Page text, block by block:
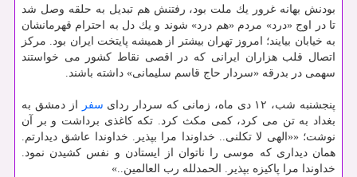
بودنش بهانه غرور یك ملت بود، رفتنش هم تبدیل به حلقه وصل شد
تا در اوج «درد» مردم «هم درد» شوند و یك دل به احترام قهرمانشان
به خیابان بیایند؛ امروز تهران بیشتر از همیشه پایتخت ایران بود. مركز
اتصال قلب هزاران ایرانی كه در اقصی نقاط كشور می خواستند
سهمی در بدرقه «سردار حاج قاسم سلیمانی» داشته باشند.
پنجشنبه شب، ۱۲ دی ماه، زمانی كه سردار ردای سفر
از دمشق به
بغداد به تن می كرد، كمی مكث كرد. تكه كاغذی برداشت و بر آن
نوشت؛ ««الهی لا تكلنی.. خداوندا مرا بپذیر. خداوندا عاشق دیدارتم.
همان دیداری كه موسی را ناتوان از ایستادن و نفس كشیدن نمود.
خداوندا مرا پاكیزه بپذیر. الحمدلله رب العالمین..»